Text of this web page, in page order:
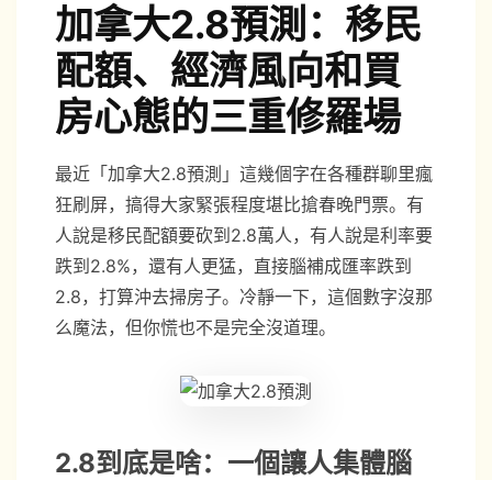
加拿大2.8預測：移民
配額、經濟風向和買
房心態的三重修羅場
最近「加拿大2.8預測」這幾個字在各種群聊里瘋
狂刷屏，搞得大家緊張程度堪比搶春晚門票。有
人說是移民配額要砍到2.8萬人，有人說是利率要
跌到2.8%，還有人更猛，直接腦補成匯率跌到
2.8，打算沖去掃房子。冷靜一下，這個數字沒那
么魔法，但你慌也不是完全沒道理。
2.8到底是啥：一個讓人集體腦